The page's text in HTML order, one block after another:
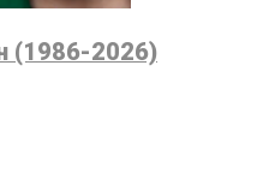
(1986-2026)